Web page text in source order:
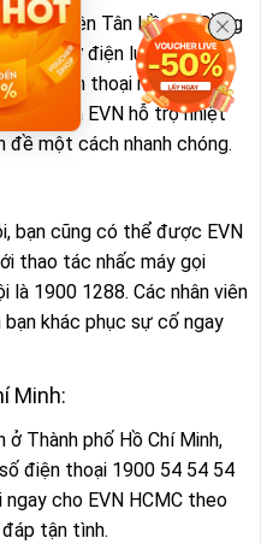
Huyện Tân Hồng - Đồng
hỗ trợ điện lực tại số
số điện thoại này, bạn sẽ
của EVN hỗ trợ nhiệt
đề một cách nhanh chóng.
bạn cũng có thể được EVN
thao tác nhấc máy gọi
là 1900 1288. Các nhân viên
khác phục sự cố ngay
Minh:
Thành phố Hồ Chí Minh,
điện thoại 1900 54 54 54
cho EVN HCMC theo
tận tình.